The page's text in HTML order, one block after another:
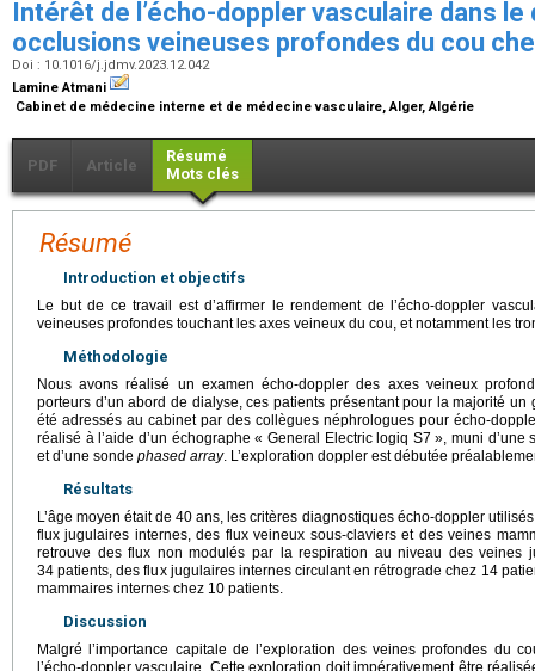
Intérêt de l’écho-doppler vasculaire dans
occlusions veineuses profondes du cou
Doi : 10.1016/j.jdmv.2023.12.042
Lamine Atmani
Cabinet de médecine interne et de médecine vasculaire, Alger, Algérie
PDF Article
Résumé
Mots clés
Résumé
Introduction et objectifs
Le but de ce travail est d’affirmer le rendement de l’écho-doppler
veineuses profondes touchant les axes veineux du cou, et notamment les
Méthodologie
Nous avons réalisé un examen écho-doppler des axes veineux
porteurs d’un abord de dialyse, ces patients présentant pour la majorité
été adressés au cabinet par des collègues néphrologues pour écho-
réalisé à l’aide d’un échographe « General Electric logiq S7 », muni
et d’une sonde phased array. L’exploration doppler est débutée
Résultats
L’âge moyen était de 40 ans, les critères diagnostiques écho-doppler
flux jugulaires internes, des flux veineux sous-claviers et des veines
retrouve des flux non modulés par la respiration au niveau des veines
34 patients, des flux jugulaires internes circulant en rétrograde chez 14
mammaires internes chez 10 patients.
Discussion
Malgré l’importance capitale de l’exploration des veines profondes du
l’écho-doppler vasculaire. Cette exploration doit impérativement être